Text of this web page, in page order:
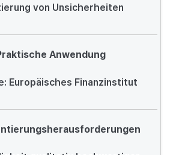
von Unsicherheiten
Anwendung
Europäisches Finanzinstitut